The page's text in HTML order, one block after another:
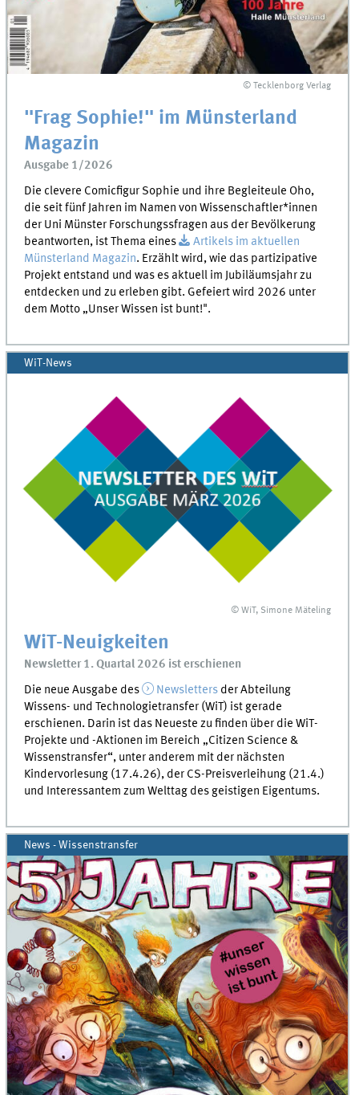
© Tecklenborg Verlag
"Frag Sophie!" im Münsterland
Magazin
Ausgabe 1/2026
Die clevere Comicfigur Sophie und ihre Begleiteule Oho,
die seit fünf Jahren im Namen von Wissenschaftler*innen
der Uni Münster Forschungssfragen aus der Bevölkerung
beantworten, ist Thema eines
Artikels im aktuellen
Münsterland Magazin. Erzählt wird, wie das partizipative
Projekt entstand und was es aktuell im Jubiläumsjahr zu
entdecken und zu erleben gibt. Gefeiert wird 2026 unter
dem Motto „Unser Wissen ist bunt!".
WiT-News
© WiT, Simone Mäteling
WiT-Neuigkeiten
Newsletter 1. Quartal 2026 ist erschienen
Die neue Ausgabe des
Newsletters der Abteilung
Wissens- und Technologietransfer (WiT) ist gerade
erschienen. Darin ist das Neueste zu finden über die WiT-
Projekte und -Aktionen im Bereich „Citizen Science &
Wissenstransfer“, unter anderem mit der nächsten
Kindervorlesung (17.4.26), der CS-Preisverleihung (21.4.)
und Interessantem zum Welttag des geistigen Eigentums.
News - Wissenstransfer